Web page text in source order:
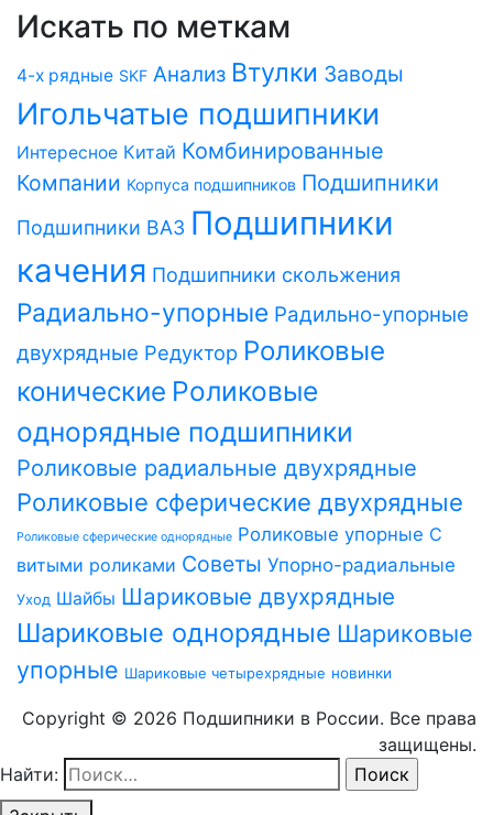
Искать по меткам
4-х рядные SKF Анализ Втулки Заводы
Игольчатые подшипники
Интересное Китай Комбинированные
Компании Корпуса подшипников Подшипники
Подшипники ВАЗ Подшипники
качения Подшипники скольжения
Радиально-упорные Радильно-упорные
двухрядные Редуктор Роликовые
конические Роликовые
однорядные подшипники
Роликовые радиальные двухрядные
Роликовые сферические двухрядные
Роликовые сферические однорядные Роликовые упорные С
витыми роликами Советы Упорно-радиальные
Уход Шайбы Шариковые двухрядные
Шариковые однорядные Шариковые
упорные Шариковые четырехрядные новинки
Copyright © 2026 Подшипники в России. Все права
защищены.
Найти: